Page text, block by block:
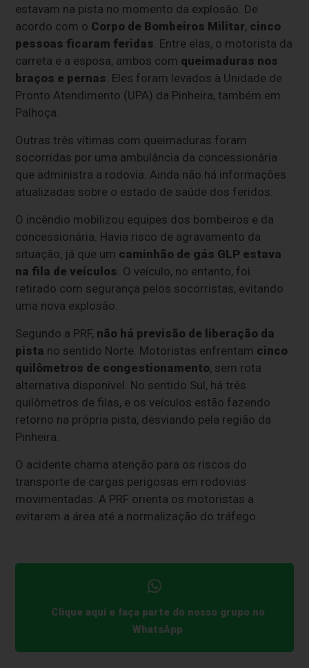
estavam na pista no momento da explosão. De
acordo com o Corpo de Bombeiros Militar, cinco
pessoas ficaram feridas . Entre elas, o motorista da
carreta e a esposa, ambos com queimaduras nos
braços e pernas . Eles foram levados à Unidade de
Pronto Atendimento (UPA) da Pinheira, também em
Palhoça.
Outras três vítimas com queimaduras foram
socorridas por uma ambulância da concessionária
que administra a rodovia. Ainda não há informações
atualizadas sobre o estado de saúde dos feridos.
O incêndio mobilizou equipes dos bombeiros e da
concessionária. Havia risco de agravamento da
situação, já que um caminhão de gás GLP estava
na fila de veículos . O veículo, no entanto, foi
retirado com segurança pelos socorristas, evitando
uma nova explosão.
Segundo a PRF, não há previsão de liberação da
pista no sentido Norte. Motoristas enfrentam cinco
quilômetros de congestionamento, sem rota
alternativa disponível. No sentido Sul, há três
quilômetros de filas, e os veículos estão fazendo
retorno na própria pista, desviando pela região da
Pinheira.
O acidente chama atenção para os riscos do
transporte de cargas perigosas em rodovias
movimentadas. A PRF orienta os motoristas a
evitarem a área até a normalização do tráfego.
Clique aqui e faça parte do nosso grupo no
WhatsApp